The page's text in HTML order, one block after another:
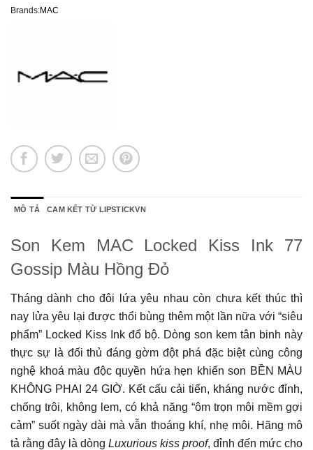
Brands:MAC
MÔ TẢ CAM KẾT TỪ LIPSTICKVN
Son Kem MAC Locked Kiss Ink 77
Gossip Màu Hồng Đỏ
Tháng dành cho đôi lứa yêu nhau còn chưa kết thúc thì
nay lửa yêu lại được thổi bùng thêm một lần nữa với “siêu
phẩm” Locked Kiss Ink đổ bộ. Dòng son kem tân binh này
thực sự là đối thủ đáng gờm đột phá đặc biệt cùng công
nghệ khoá màu độc quyền hứa hẹn khiến son BỀN MÀU
KHÔNG PHAI 24 GIỜ. Kết cấu cải tiến, kháng nước đỉnh,
chống trôi, không lem, có khả năng “ôm trọn môi mềm gợi
cảm” suốt ngày dài mà vẫn thoáng khí, nhẹ môi. Hãng mô
tả rằng đây là dòng Luxurious kiss proof, đỉnh đến mức cho